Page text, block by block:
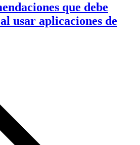
que debe
usar aplicaciones de